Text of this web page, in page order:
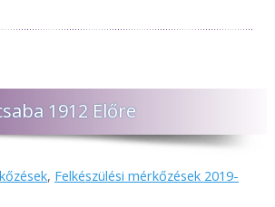
1912 Előre
, Felkészülési mérkőzések 2019-